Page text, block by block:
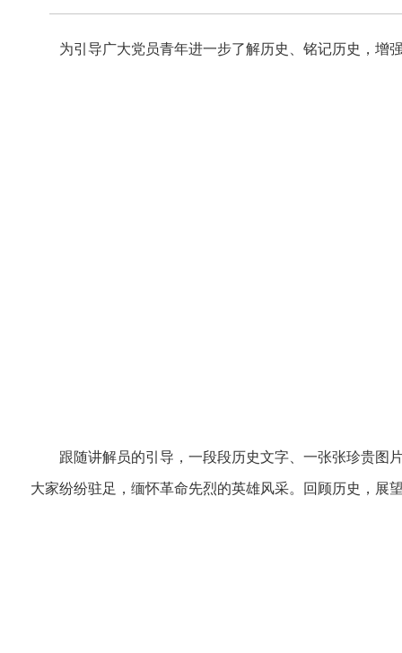
为引导广大党员青年进一步了解历史、铭记历史，增
跟随讲解员的引导，一段段历史文字、一张张珍贵图
大家纷纷驻足，缅怀革命先烈的英雄风采。回顾历史，展